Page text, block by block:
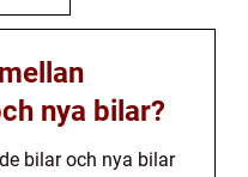
nya bilar?
bilar och nya bilar